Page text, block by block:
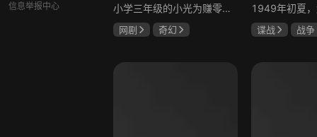
信息举报中心
小学三年级的小光为赚零用钱到爷爷家寻宝，偶然翻出旧棋盘，接触棋盘的一瞬间，附身棋盘中的棋士褚嬴的灵魂进入了小光体内。后来小光在学校围棋会所结识少年天才小亮，为测试褚嬴实力，小光贸然与小亮对弈并小胜，他误以为褚嬴棋力平平，小亮却大受打击。数日后小亮再次挑战，再次惨败在褚嬴手下，二人从此成了相爱相杀的棋坛宿敌。在褚嬴指导下，小光进步神速，逐渐对围棋产生兴趣，最终在全国大赛与小亮激战中，褚嬴下出绝妙一局，小光却看出更高一着，终于在自己努力、褚嬴帮助和与小亮的磨练中，独立对弈，燃起真正的棋魂。
网剧
奇幻
谍战
战争